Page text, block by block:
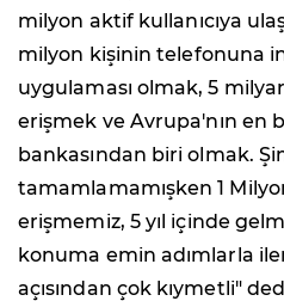
milyon aktif kullanıcıya
milyon kişinin telefonuna
uygulaması olmak, 5
erişmek ve Avrupa'nın en
bankasından biri olmak.
tamamlamamışken 1
erişmemiz, 5 yıl içinde
konuma emin adımlarla
açısından çok kıymetli"